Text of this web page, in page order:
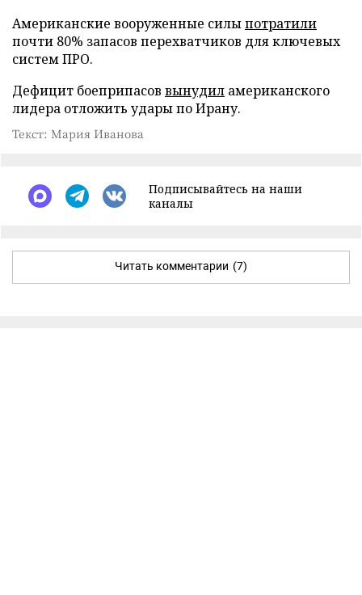
Американские вооруженные силыпотратили
почти 80% запасов перехватчиков для ключевых
систем ПРО.
Дефицит боеприпасов вынудил американского
лидера отложить удары по Ирану.
Текст: Мария Иванова
Подписывайтесь на наши
каналы
Читать комментарии (7)